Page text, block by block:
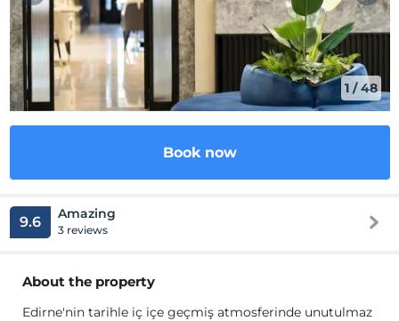
1 /48
Book now
9.6 Amazing
3 reviews
About the property
Edirne'nin tarihle iç içe geçmiş atmosferinde unutulmaz